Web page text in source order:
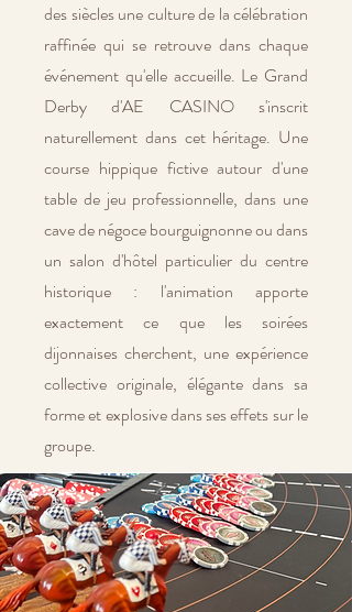
des siècles une culture de la célébration
raffinée qui se retrouve dans chaque
événement qu'elle accueille. Le Grand
Derby d'AE CASINO s'inscrit
naturellement dans cet héritage. Une
course hippique fictive autour d'une
table de jeu professionnelle, dans une
cave de négoce bourguignonne ou dans
un salon d'hôtel particulier du centre
historique : l'animation apporte
exactement ce que les soirées
dijonnaises cherchent, une expérience
collective originale, élégante dans sa
forme et explosive dans ses effets sur le
groupe.